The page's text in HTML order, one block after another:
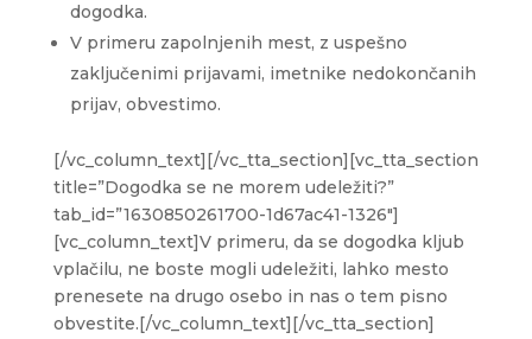
dogodka.
V primeru zapolnjenih mest, z uspešno
zaključenimi prijavami, imetnike nedokončanih
prijav, obvestimo.
[/vc_column_text][/vc_tta_section][vc_tta_section
title=”Dogodka se ne morem udeležiti?”
tab_id=”1630850261700-1d67ac41-1326″]
[vc_column_text]V primeru, da se dogodka kljub
vplačilu, ne boste mogli udeležiti, lahko mesto
prenesete na drugo osebo in nas o tem pisno
obvestite.[/vc_column_text][/vc_tta_section]